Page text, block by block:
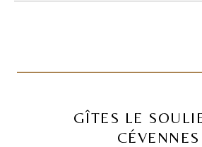
GÎTES LE
CÉVENNES